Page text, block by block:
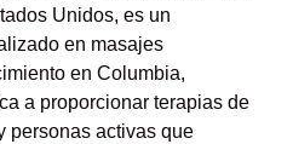
Unidos, es un
en masajes
en Columbia,
a proporcionar terapias de
personas activas que